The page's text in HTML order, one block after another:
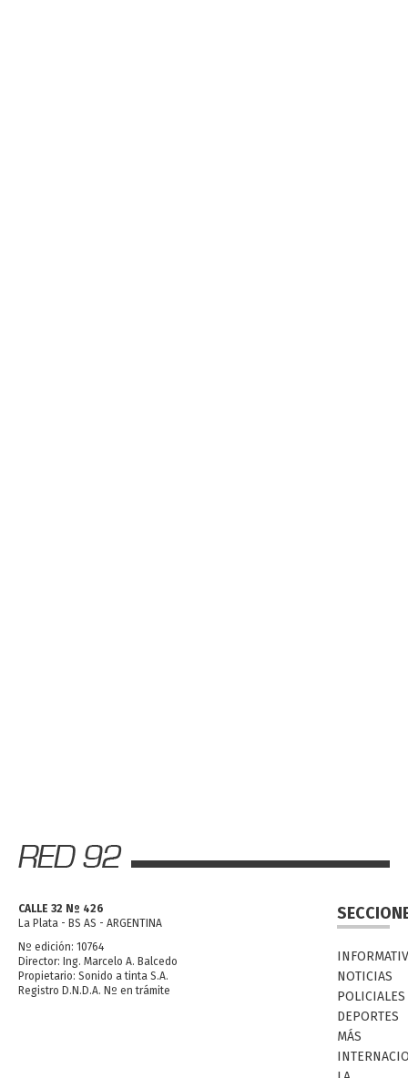
CALLE 32 Nº 426
La Plata - BS AS - ARGENTINA
Nº edición: 10764
Director: Ing. Marcelo A. Balcedo
Propietario: Sonido a tinta S.A.
Registro D.N.D.A. Nº en trámite
NOTICIAS
POLICIALES
DEPORTES
MÁS